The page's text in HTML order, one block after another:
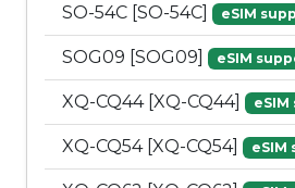
SO-54C [SO-54C] eSIM
SOG09 [SOG09] eSIM
XQ-CQ44 [XQ-CQ44]
XQ-CQ54 [XQ-CQ54] eSIM